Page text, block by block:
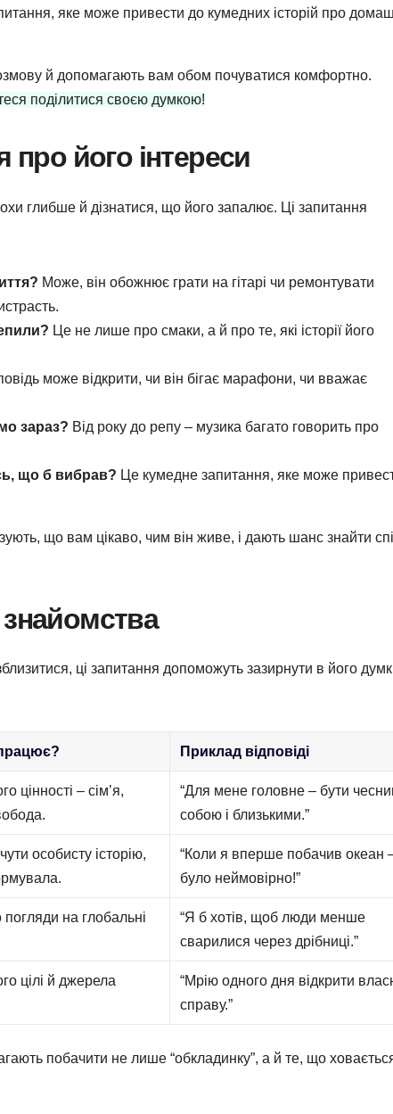
яке може привести до кумедних історій про
й допомагають вам обом почуватися комфортно.
поділитися своєю думкою!
про його інтереси
глибше й дізнатися, що його запалює. Ці запитання
Може, він обожнює грати на гітарі чи ремонтувати
Це не лише про смаки, а й про те, які історії його
може відкрити, чи він бігає марафони, чи вважає
зараз? Від року до репу – музика багато говорить про
що б вибрав? Це кумедне запитання, яке може
що вам цікаво, чим він живе, і дають шанс знайти
ці запитання допоможуть зазирнути в його
Приклад відповіді
цінності – сім’я,
“Для мене головне – бути
собою і близькими.”
особисту історію,
“Коли я вперше побачив океан
було неймовірно!”
погляди на глобальні
“Я б хотів, щоб люди менше
сварилися через дрібниці.”
цілі й джерела
“Мрію одного дня відкрити
справу.”
побачити не лише “обкладинку”, а й те, що